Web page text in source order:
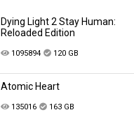
Dying Light 2 Stay Human:
Reloaded Edition
1095894 120 GB
Atomic Heart
135016 163 GB